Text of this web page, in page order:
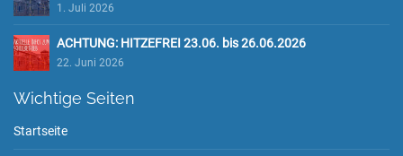
1. Juli 2026
ACHTUNG: HITZEFREI 23.06. bis 26.06.2026
22. Juni 2026
Wichtige Seiten
Startseite